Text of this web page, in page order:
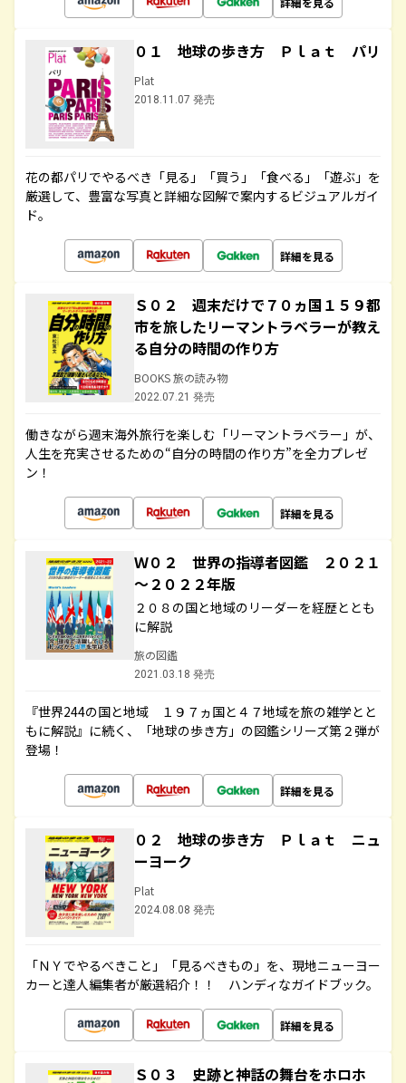
０１ 地球の歩き方 Ｐｌａｔ パリ
Plat
2018.11.07 発売
花の都パリでやるべき「見る」「買う」「食べる」「遊ぶ」を
厳選して、豊富な写真と詳細な図解で案内するビジュアルガイ
ド。
詳細を見る
Ｓ０２ 週末だけで７０ヵ国１５９都
市を旅したリーマントラベラーが教え
る自分の時間の作り方
BOOKS 旅の読み物
2022.07.21 発売
働きながら週末海外旅行を楽しむ「リーマントラベラー」が、
人生を充実させるための“自分の時間の作り方”を全力プレゼ
ン！
詳細を見る
Ｗ０２ 世界の指導者図鑑 ２０２１
～２０２２年版
２０８の国と地域のリーダーを経歴ととも
に解説
旅の図鑑
2021.03.18 発売
『世界244の国と地域 １９７ヵ国と４７地域を旅の雑学とと
もに解説』に続く、「地球の歩き方」の図鑑シリーズ第２弾が
登場！
詳細を見る
０２ 地球の歩き方 Ｐｌａｔ ニュ
ーヨーク
Plat
2024.08.08 発売
「ＮＹでやるべきこと」「見るべきもの」を、現地ニューヨー
カーと達人編集者が厳選紹介！！ ハンディなガイドブック。
詳細を見る
Ｓ０３ 史跡と神話の舞台をホロホ